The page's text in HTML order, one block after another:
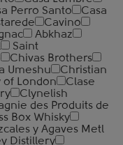
Perro Santo
Casa
Cavino
Abkhaz
Saint
Chivas Brothers
Umeshu
Christian
of London
Clase
Clynelish
des Produits de
Box Whisky
y Agaves Metl
Distillery